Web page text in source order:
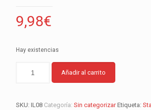
9,98€
Hay existencias
Añadir al carrito
SKU: IL08 Categoría: Sin categorizar Etiqueta: